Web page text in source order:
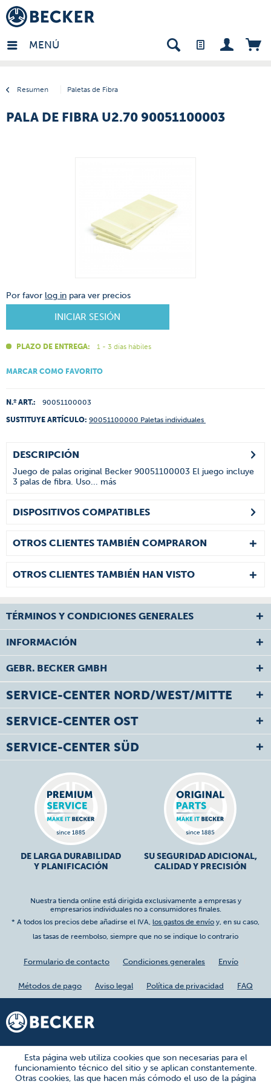
MENÚ
Resumen Paletas de Fibra
- ES
PALA DE FIBRA U2.70 90051100003
Por favor log in para ver precios
INICIAR SESIÓN
PLAZO DE ENTREGA: 1 - 3 días hábiles
MARCAR COMO FAVORITO
N.º ART.: 90051100003
SUSTITUYE ARTÍCULO: 90051100000 Paletas individuales
DESCRIPCIÓN
Juego de palas original Becker 90051100003 El juego incluye
3 palas de fibra. Uso... más
DISPOSITIVOS COMPATIBLES
OTROS CLIENTES TAMBIÉN COMPRARON
OTROS CLIENTES TAMBIÉN HAN VISTO
TÉRMINOS Y CONDICIONES GENERALES
INFORMACIÓN
GEBR. BECKER GMBH
SERVICE-CENTER NORD/WEST/MITTE
SERVICE-CENTER OST
SERVICE-CENTER SÜD
DE LARGA DURABILIDAD
Y PLANIFICACIÓN
SU SEGURIDAD ADICIONAL,
CALIDAD Y PRECISIÓN
Nuestra tienda online está dirigida exclusivamente a empresas y
empresarios individuales no a consumidores finales.
* A todos los precios debe añadirse el IVA, los gastos de envío y, en su caso,
las tasas de reembolso, siempre que no se indique lo contrario
Formulario de contacto Condiciones generales Envío
Métodos de pago Aviso legal Política de privacidad FAQ
Esta página web utiliza cookies que son necesarias para el
funcionamiento técnico del sitio y se aplican constantemente.
Otras cookies, las que hacen más cómodo el uso de la página